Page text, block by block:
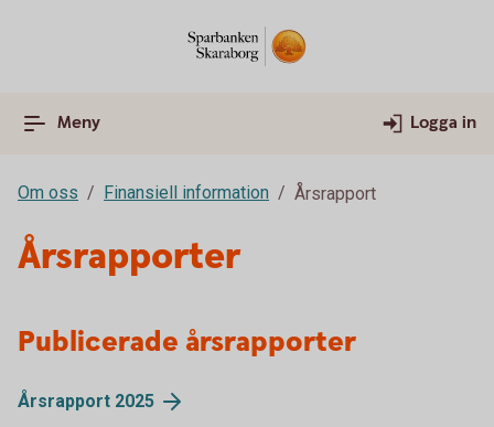
Meny Logga in
Om oss Finansiell information Årsrapport
Årsrapporter
Publicerade årsrapporter
Årsrapport 2025